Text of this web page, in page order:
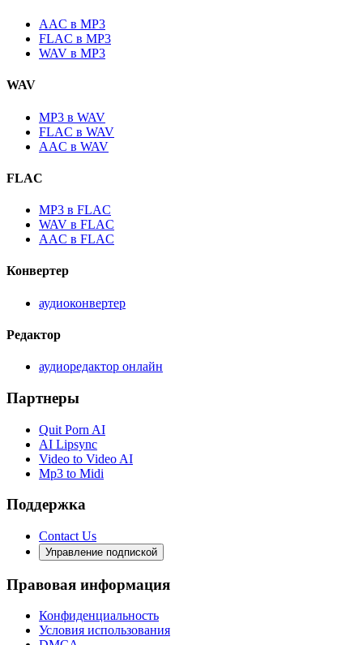
AAC в MP3
FLAC в MP3
WAV в MP3
WAV
MP3 в WAV
FLAC в WAV
AAC в WAV
FLAC
MP3 в FLAC
WAV в FLAC
AAC в FLAC
Конвертер
аудиоконвертер
Редактор
аудиоредактор онлайн
Партнеры
Quit Porn AI
AI Lipsync
Video to Video AI
Mp3 to Midi
Поддержка
Contact Us
Управление подпиской
Правовая информация
Конфиденциальность
Условия использования